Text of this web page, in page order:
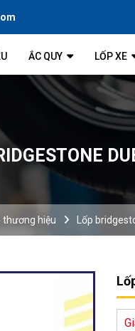
ẮC QUY LỐP XE
thương hiệu Lốp